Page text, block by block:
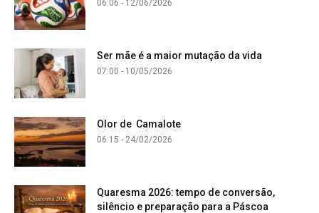
06:06 - 12/06/2026
Ser mãe é a maior mutação da vida
07:00 - 10/05/2026
Olor de Camalote
06:15 - 24/02/2026
Quaresma 2026: tempo de conversão,
silêncio e preparação para a Páscoa